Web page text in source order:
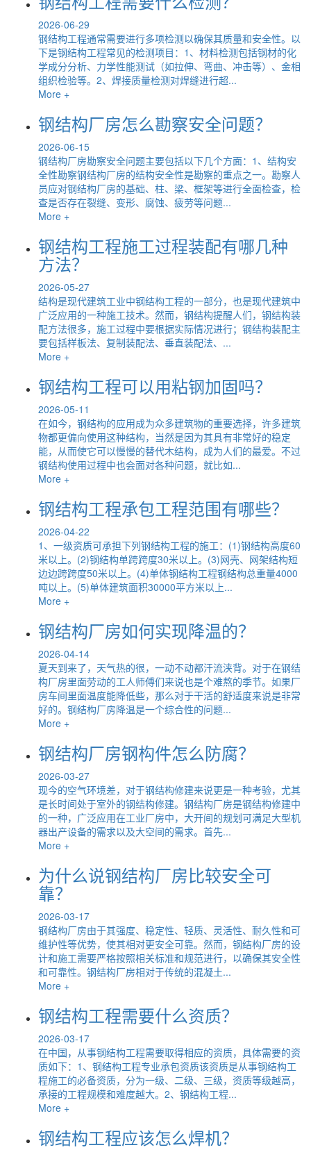
2026-06-29
钢结构工程通常需要进行多项检测以确保其质量和安全性。以
下是钢结构工程常见的检测项目：1、材料检测包括钢材的化
学成分分析、力学性能测试（如拉伸、弯曲、冲击等）、金相
组织检验等。2、焊接质量检测对焊缝进行超...
More +
钢结构厂房怎么勘察安全问题？
2026-06-15
钢结构厂房勘察安全问题主要包括以下几个方面：1、结构安
全性勘察钢结构厂房的结构安全性是勘察的重点之一。勘察人
员应对钢结构厂房的基础、柱、梁、框架等进行全面检查，检
查是否存在裂缝、变形、腐蚀、疲劳等问题...
More +
钢结构工程施工过程装配有哪几种
方法？
2026-05-27
结构是现代建筑工业中钢结构工程的一部分，也是现代建筑中
广泛应用的一种施工技术。然而，钢结构提醒人们，钢结构装
配方法很多，施工过程中要根据实际情况进行；钢结构装配主
要包括样板法、复制装配法、垂直装配法、...
More +
钢结构工程可以用粘钢加固吗？
2026-05-11
在如今，钢结构的应用成为众多建筑物的重要选择，许多建筑
物都更偏向使用这种结构，当然是因为其具有非常好的稳定
能，从而使它可以慢慢的替代木结构，成为人们的最爱。不过
钢结构使用过程中也会面对各种问题，就比如...
More +
钢结构工程承包工程范围有哪些？
2026-04-22
1、一级资质可承担下列钢结构工程的施工：(1)钢结构高度60
米以上。(2)钢结构单跨跨度30米以上。(3)网壳、网架结构短
边边跨跨度50米以上。(4)单体钢结构工程钢结构总重量4000
吨以上。(5)单体建筑面积30000平方米以上...
More +
钢结构厂房如何实现降温的？
2026-04-14
夏天到来了，天气热的很，一动不动都汗流浃背。对于在钢结
构厂房里面劳动的工人师傅们来说也是个难熬的季节。如果厂
房车间里面温度能降低些，那么对于干活的舒适度来说是非常
好的。钢结构厂房降温是一个综合性的问题...
More +
钢结构厂房钢构件怎么防腐？
2026-03-27
现今的空气环境差，对于钢结构修建来说更是一种考验，尤其
是长时间处于室外的钢结构修建。钢结构厂房是钢结构修建中
的一种，广泛应用在工业厂房中，大开间的规划可满足大型机
器出产设备的需求以及大空间的需求。首先...
More +
为什么说钢结构厂房比较安全可
靠？
2026-03-17
钢结构厂房由于其强度、稳定性、轻质、灵活性、耐久性和可
维护性等优势，使其相对更安全可靠。然而，钢结构厂房的设
计和施工需要严格按照相关标准和规范进行，以确保其安全性
和可靠性。钢结构厂房相对于传统的混凝土...
More +
钢结构工程需要什么资质？
2026-03-17
在中国，从事钢结构工程需要取得相应的资质，具体需要的资
质如下：1、钢结构工程专业承包资质该资质是从事钢结构工
程施工的必备资质，分为一级、二级、三级，资质等级越高，
承接的工程规模和难度越大。2、钢结构工程...
More +
钢结构工程应该怎么焊机？